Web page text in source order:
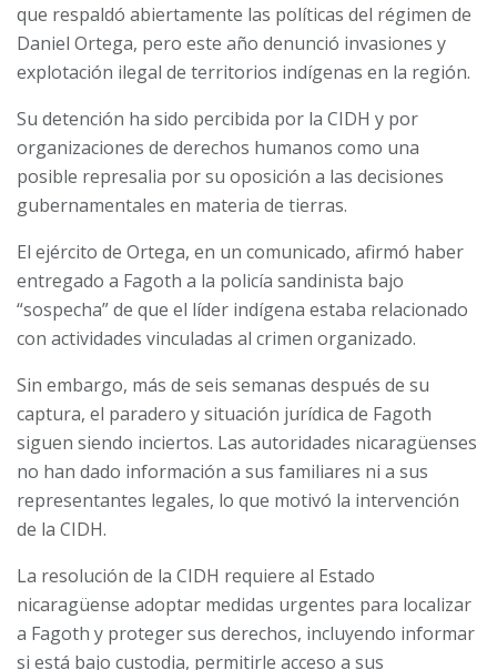
que respaldó abiertamente las políticas del régimen de
Daniel Ortega, pero este año denunció invasiones y
explotación ilegal de territorios indígenas en la región.
Su detención ha sido percibida por la CIDH y por
organizaciones de derechos humanos como una
posible represalia por su oposición a las decisiones
gubernamentales en materia de tierras.
El ejército de Ortega, en un comunicado, afirmó haber
entregado a Fagoth a la policía sandinista bajo
“sospecha” de que el líder indígena estaba relacionado
con actividades vinculadas al crimen organizado.
Sin embargo, más de seis semanas después de su
captura, el paradero y situación jurídica de Fagoth
siguen siendo inciertos. Las autoridades nicaragüenses
no han dado información a sus familiares ni a sus
representantes legales, lo que motivó la intervención
de la CIDH.
La resolución de la CIDH requiere al Estado
nicaragüense adoptar medidas urgentes para localizar
a Fagoth y proteger sus derechos, incluyendo informar
si está bajo custodia, permitirle acceso a sus